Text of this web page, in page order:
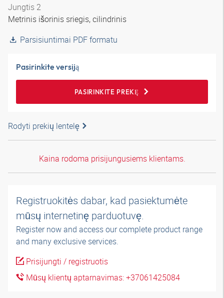
Jungtis 2
Metrinis išorinis sriegis, cilindrinis
Parsisiuntimai PDF formatu
Pasirinkite versiją
PASIRINKITE PREKĘ
Rodyti prekių lentelę
Kaina rodoma prisijungusiems klientams.
Registruokitės dabar, kad pasiektumėte
mūsų internetinę parduotuvę.
Register now and access our complete product range
and many exclusive services.
Prisijungti / registruotis
Mūsų klientų aptarnavimas: +37061425084